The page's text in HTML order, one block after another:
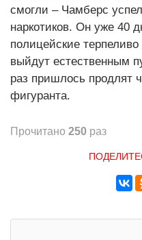
смогли – Чамберс
наркотиков. Он уже 40
полицейские
выйдут естественным
раз пришлось продлят
фигуранта.
Прочитано 250 раз